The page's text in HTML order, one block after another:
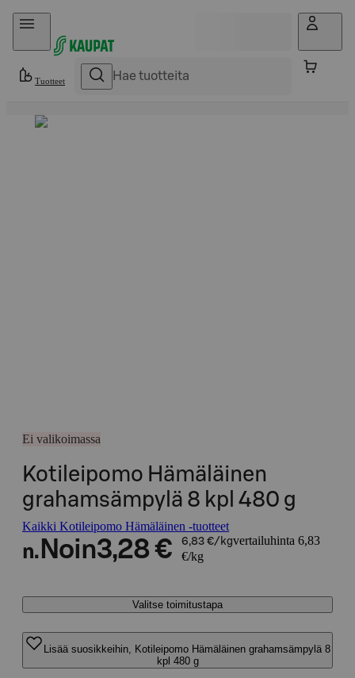
Hyppää sisältöön
Tuotteet
Ei valikoimassa
Kotileipomo Hämäläinen
grahamsämpylä 8 kpl 480 g
Kaikki Kotileipomo Hämäläinen -tuotteet
n. Noin3,28 € 6,83 €/kgvertailuhinta 6,83
€/kg
Valitse toimitustapa
Lisää suosikkeihin, Kotileipomo Hämäläinen grahamsämpylä 8
kpl 480 g